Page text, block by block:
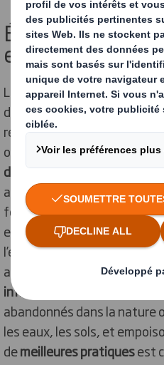
Évaluer vos
en matière
Le suremballage est une
dans les entreprises. Ces
retrouvent notamment
où lesportions individuelles
denrées nécessaires
accrue, mais des efforts
fournis. La vente et l’achat
entraînent des
l’environnement. Les
aux
matières premièressont
infrastructures de tri
abandonnés dans la nature
les eaux, les sols, et
demeilleures pratiquesest